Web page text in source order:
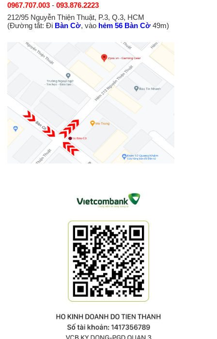
0967.707.003 - 093.876.2223
212/95 Nguyễn Thiện Thuật, P.3, Q.3, HCM
(Đường tắt: Đi Bàn Cờ, vào hẻm 56 Bàn Cờ 49m)